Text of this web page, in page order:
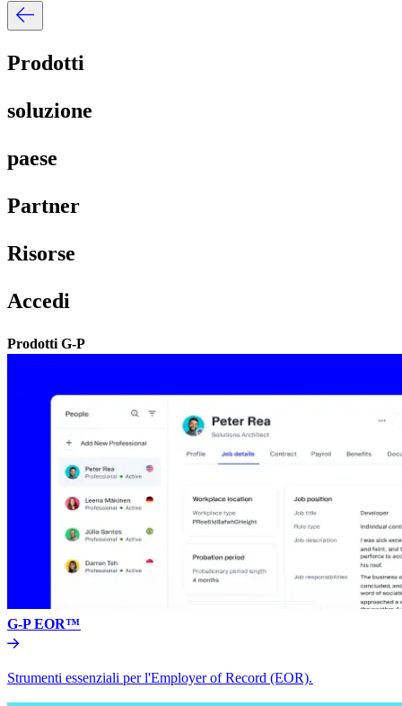
Prodotti​​
soluzione​​
paese​​
Partner​​
Risorse​​
Accedi​​
Prodotti G-P​​
G-P EOR™​​
Strumenti essenziali per l'Employer of Record (EOR).​​